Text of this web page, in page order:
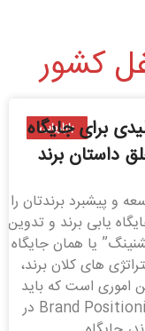
کشور
بازاریابی
برای جایگاه
داستان برند
و پیشبرد برندتان را
یابی برند و تدوین
یا همان جایگاه
های کلان برند،
اموری است که باید
انجام دهید. Brand Positioning در